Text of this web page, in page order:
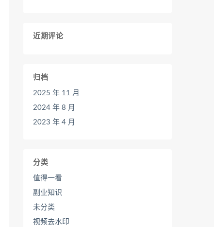
近期评论
归档
2025 年 11 月
2024 年 8 月
2023 年 4 月
分类
值得一看
副业知识
未分类
视频去水印